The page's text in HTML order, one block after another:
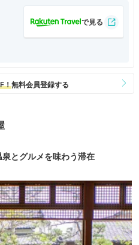
とグルメを味わう滞在